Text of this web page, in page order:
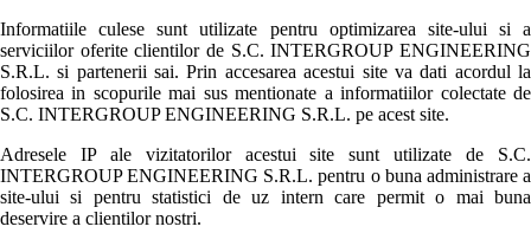
Informatiile culese sunt utilizate pentru optimizarea site-ului si a
serviciilor oferite clientilor de S.C. INTERGROUP ENGINEERING
S.R.L. si partenerii sai. Prin accesarea acestui site va dati acordul la
folosirea in scopurile mai sus mentionate a informatiilor colectate de
S.C. INTERGROUP ENGINEERING S.R.L. pe acest site.
Adresele IP ale vizitatorilor acestui site sunt utilizate de S.C.
INTERGROUP ENGINEERING S.R.L. pentru o buna administrare a
site-ului si pentru statistici de uz intern care permit o mai buna
deservire a clientilor nostri.